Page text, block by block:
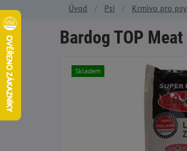
Úvod Psi Krmivo pro psy
Bardog TOP
Skladem